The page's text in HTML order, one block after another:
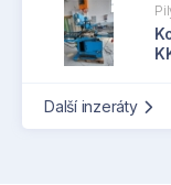
Další inzeráty